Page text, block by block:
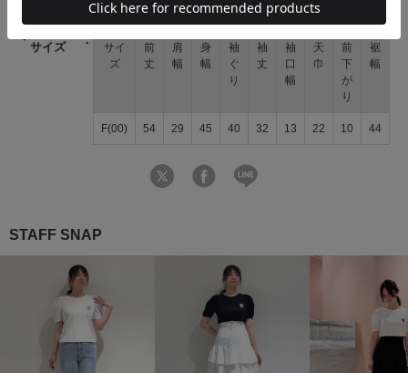
中国
サイズ
サイ
ズ
前
丈
肩
幅
身
幅
袖
ぐ
り
袖
丈
袖
口
幅
天
巾
前
下
が
り
裾
幅
F(00) 54 29 45 40 32 13 22 10 44
STAFF SNAP